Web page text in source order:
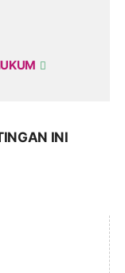
INI